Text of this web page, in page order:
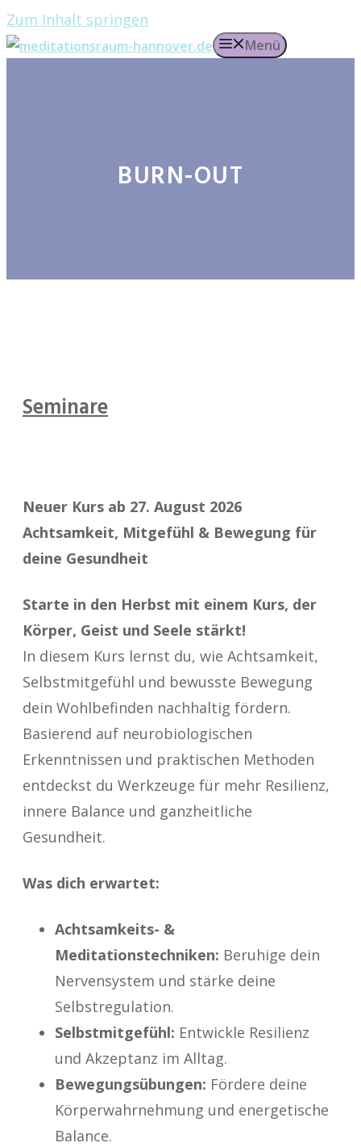
Zum Inhalt springen
Menü
BURN-OUT
Seminare
Neuer Kurs ab 27. August 2026
Achtsamkeit, Mitgefühl & Bewegung für
deine Gesundheit
Starte in den Herbst mit einem Kurs, der
Körper, Geist und Seele stärkt!
In diesem Kurs lernst du, wie Achtsamkeit,
Selbstmitgefühl und bewusste Bewegung
dein Wohlbefinden nachhaltig fördern.
Basierend auf neurobiologischen
Erkenntnissen und praktischen Methoden
entdeckst du Werkzeuge für mehr Resilienz,
innere Balance und ganzheitliche
Gesundheit.
Was dich erwartet:
Achtsamkeits- &
Meditationstechniken: Beruhige dein
Nervensystem und stärke deine
Selbstregulation.
Selbstmitgefühl: Entwickle Resilienz
und Akzeptanz im Alltag.
Bewegungsübungen: Fördere deine
Körperwahrnehmung und energetische
Balance.